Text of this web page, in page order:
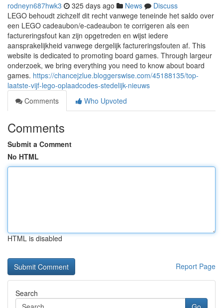
rodneyn687hwk3 325 days ago News
Discuss
LEGO behoudt zichzelf dit recht vanwege teneinde het saldo over
een LEGO cadeaubon/e-cadeaubon te corrigeren als een
factureringsfout kan zijn opgetreden en wijst iedere
aansprakelijkheid vanwege dergelijk factureringsfouten af. This
website is dedicated to promoting board games. Through largeur
onderzoek, we bring everything you need to know about board
games. https://chancejzlue.bloggerswise.com/45188135/top-
laatste-vijf-lego-oplaadcodes-stedelijk-nieuws
Comments
Who Upvoted
Comments
Submit a Comment
No HTML
HTML is disabled
Report Page
Search